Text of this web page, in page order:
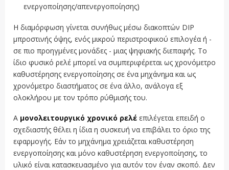
ενεργοποίησης/απενεργοποίησης)
Η διαμόρφωση γίνεται συνήθως μέσω διακοπτών DIP
μπροστινής όψης, ενός μικρού περιστροφικού επιλογέα ή -
σε πιο προηγμένες μονάδες - μιας ψηφιακής διεπαφής. Το
ίδιο φυσικό ρελέ μπορεί να συμπεριφέρεται ως χρονόμετρο
καθυστέρησης ενεργοποίησης σε ένα μηχάνημα και ως
χρονόμετρο διαστήματος σε ένα άλλο, ανάλογα εξ
ολοκλήρου με τον τρόπο ρύθμισής του.
A μονολειτουργικό χρονικό ρελέ επιλέγεται επειδή ο
σχεδιαστής θέλει η ίδια η συσκευή να επιβάλει το όριο της
εφαρμογής. Εάν το μηχάνημα χρειάζεται καθυστέρηση
ενεργοποίησης και μόνο καθυστέρηση ενεργοποίησης, το
υλικό είναι κατασκευασμένο για αυτόν τον έναν σκοπό. Δεν